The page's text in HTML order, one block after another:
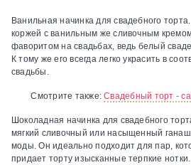
Ванильная начинка для свадебного торта.
коржей с ванильным же сливочным
фаворитом на свадьбах, ведь белый
К тому же его всегда легко украсить в
свадьбы.
Смотрите также:Свадебный торт -
Шоколадная начинка для свадебного
мягкий сливочный или насыщенный
моды. Он идеально подходит для пар,
придает торту изысканные терпкие